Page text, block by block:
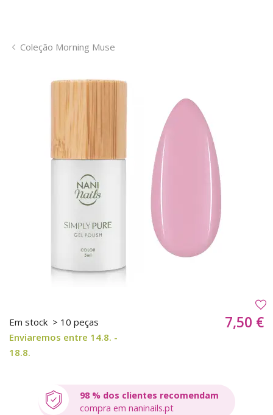
Coleção Morning Muse
Em stock > 10 peças
Enviaremos entre 14.8. -
18.8.
7,50 €
98 % dos clientes recomendam
compra em naninails.pt